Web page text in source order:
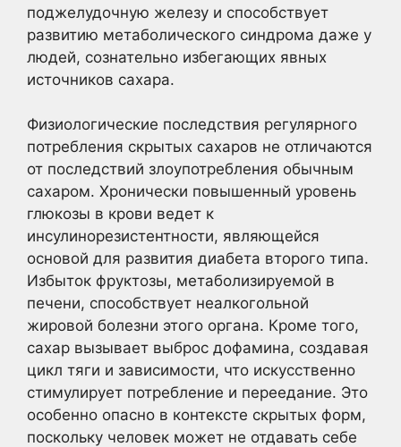
поджелудочную железу и способствует
развитию метаболического синдрома даже у
людей, сознательно избегающих явных
источников сахара.
Физиологические последствия регулярного
потребления скрытых сахаров не отличаются
от последствий злоупотребления обычным
сахаром. Хронически повышенный уровень
глюкозы в крови ведет к
инсулинорезистентности, являющейся
основой для развития диабета второго типа.
Избыток фруктозы, метаболизируемой в
печени, способствует неалкогольной
жировой болезни этого органа. Кроме того,
сахар вызывает выброс дофамина, создавая
цикл тяги и зависимости, что искусственно
стимулирует потребление и переедание. Это
особенно опасно в контексте скрытых форм,
поскольку человек может не отдавать себе